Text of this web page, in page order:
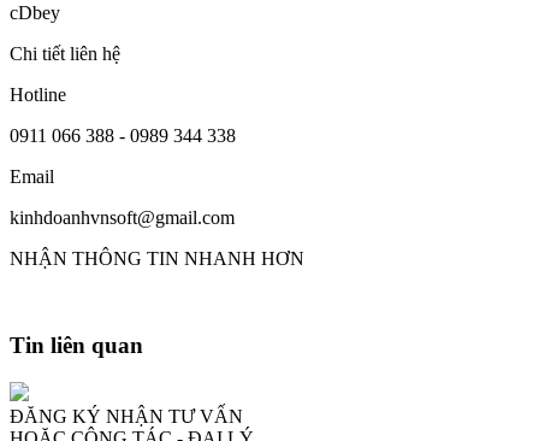
cDbey
Chi tiết liên hệ
Hotline
0911 066 388 - 0989 344 338
Email
kinhdoanhvnsoft@gmail.com
NHẬN THÔNG TIN NHANH HƠN
Tin liên quan
ĐĂNG KÝ NHẬN TƯ VẤN